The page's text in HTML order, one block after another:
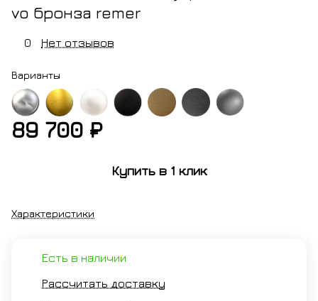
vo бронза remer
0 Нет отзывов
Варианты
золотобелыйчерный
брашированный
89 700 ₽
Купить в 1 клик
Характеристики
Есть в наличии
Рассчитать доставку